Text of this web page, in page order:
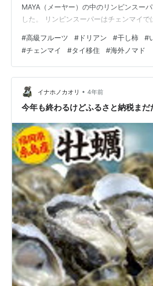
MAYA（メーヤー）の中のリンピンスー
した。 リンピンスーパーはチェンマイで
によっては日本人の物価感覚からしても
が結構あります💦 その代表がフルーツで
は、一般的に日本では比較的高い値がつ
価で手に入ります。 例えば、すいか、マ
のフルーツですね。 ですが、それは逆も
手に入りにくい、獲れないもの…
#高級フルーツ # ドリアン #干し柿 #
#チェンマイ #タイ移住 #海外ノマド
イナホノカオリ • 4年前
今年も終わるけどふるさと納税まだ